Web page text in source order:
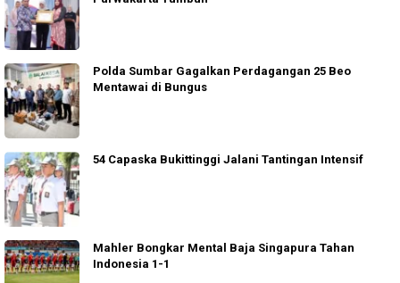
Polda Sumbar Gagalkan Perdagangan 25 Beo
Mentawai di Bungus
54 Capaska Bukittinggi Jalani Tantingan Intensif
Mahler Bongkar Mental Baja Singapura Tahan
Indonesia 1-1